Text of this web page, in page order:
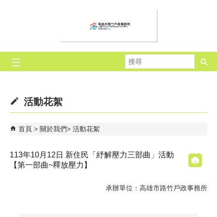
尋
活動花絮
首頁 關於我們 活動花絮
113年10月12日 新住民「紓解壓力三部曲」活動
【第一部曲~釋放壓力】
承辦單位：高雄市路竹戶政事務所